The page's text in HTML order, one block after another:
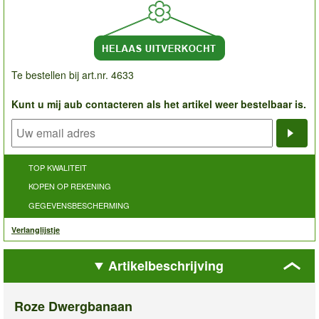
Te bestellen bij art.nr. 4633
Kunt u mij aub contacteren als het artikel weer bestelbaar is.
TOP KWALITEIT
KOPEN OP REKENING
GEGEVENSBESCHERMING
Verlanglijstje
Artikelbeschrijving
Roze Dwergbanaan